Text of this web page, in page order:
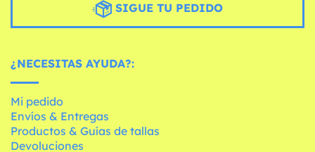
SIGUE TU PEDIDO
¿NECESITAS AYUDA?:
Mi pedido
Envíos & Entregas
Productos & Guías de tallas
Devoluciones